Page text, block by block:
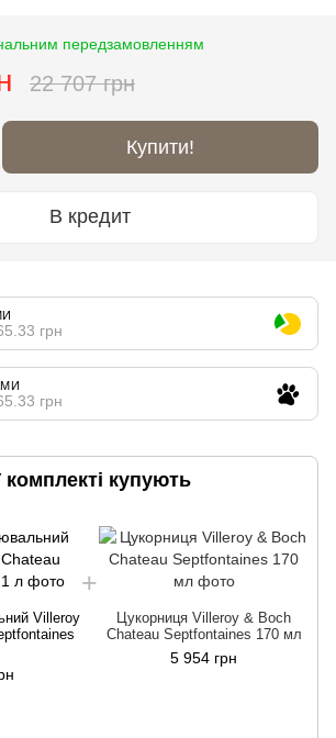
передзамовленням
22 707 грн
Купити!
В кредит
грн
грн
комплекті купують
Villeroy
Цукорниця Villeroy & Boch
Chateau Septfontaines 170 мл
5 954 грн